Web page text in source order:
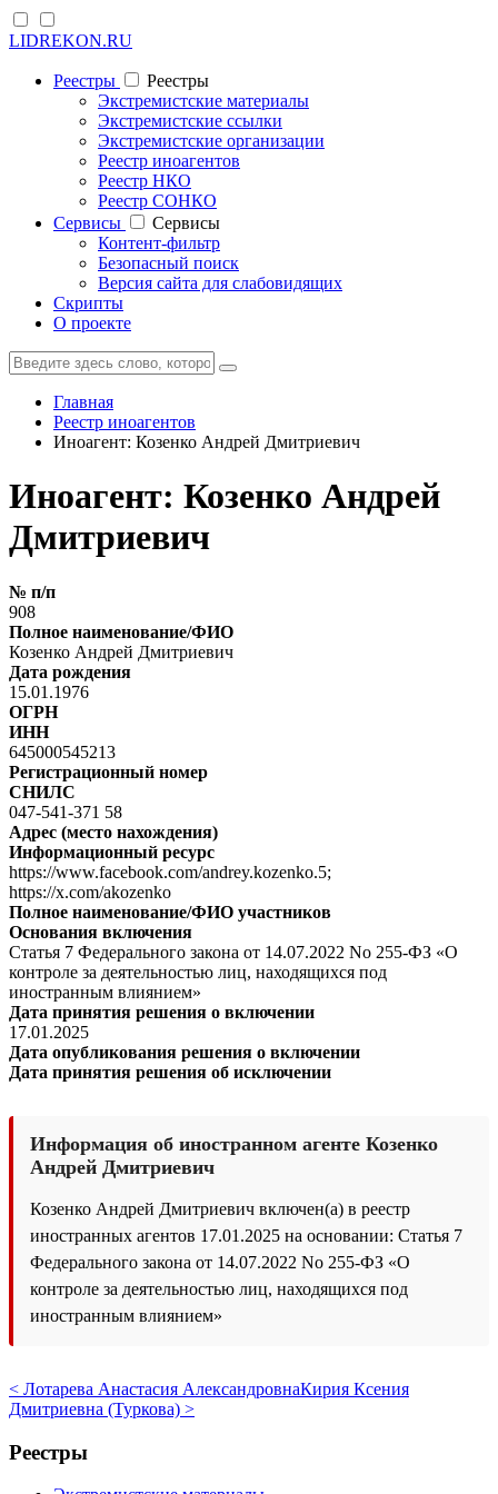
LIDREKON.RU
Реестры
Реестры
Экстремистские материалы
Экстремистские ссылки
Экстремистские организации
Реестр иноагентов
Реестр НКО
Реестр СОНКО
Cервисы
Cервисы
Контент-фильтр
Безопасный поиск
Версия сайта для слабовидящих
Скрипты
О проекте
Главная
Реестр иноагентов
Иноагент: Козенко Андрей Дмитриевич
Иноагент: Козенко Андрей
Дмитриевич
№ п/п
908
Полное наименование/ФИО
Козенко Андрей Дмитриевич
Дата рождения
15.01.1976
ОГРН
ИНН
645000545213
Регистрационный номер
СНИЛС
047-541-371 58
Адрес (место нахождения)
Информационный ресурс
https://www.facebook.com/andrey.kozenko.5;
https://x.com/akozenko
Полное наименование/ФИО участников
Основания включения
Статья 7 Федерального закона от 14.07.2022 No 255-ФЗ «О
контроле за деятельностью лиц, находящихся под
иностранным влиянием»
Дата принятия решения о включении
17.01.2025
Дата опубликования решения о включении
Дата принятия решения об исключении
Информация об иностранном агенте Козенко
Андрей Дмитриевич
Козенко Андрей Дмитриевич включен(а) в реестр
иностранных агентов 17.01.2025 на основании: Статья 7
Федерального закона от 14.07.2022 No 255-ФЗ «О
контроле за деятельностью лиц, находящихся под
иностранным влиянием»
< Лотарева Анастасия АлександровнаКирия Ксения
Дмитриевна (Туркова) >
Реестры